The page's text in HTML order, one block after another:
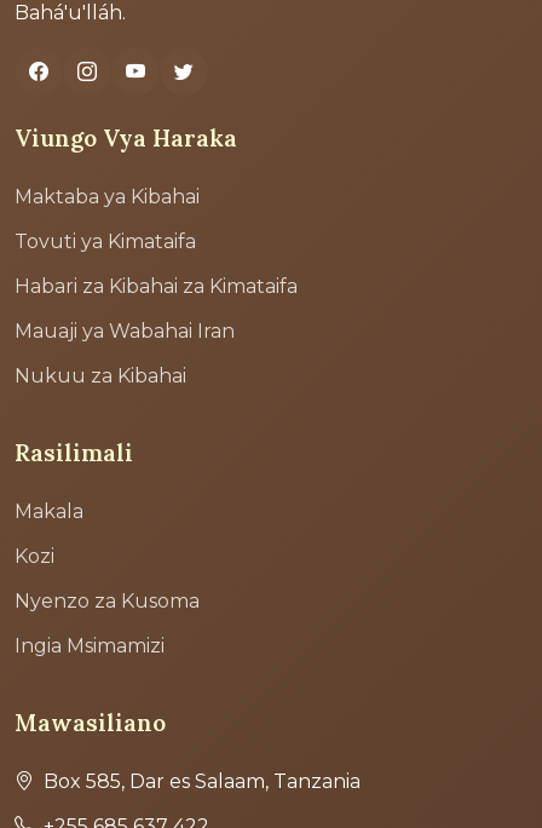
Bahá'u'lláh.
Viungo Vya Haraka
Maktaba ya Kibahai
Tovuti ya Kimataifa
Habari za Kibahai za Kimataifa
Mauaji ya Wabahai Iran
Nukuu za Kibahai
Rasilimali
Makala
Kozi
Nyenzo za Kusoma
Ingia Msimamizi
Mawasiliano
Box 585, Dar es Salaam, Tanzania